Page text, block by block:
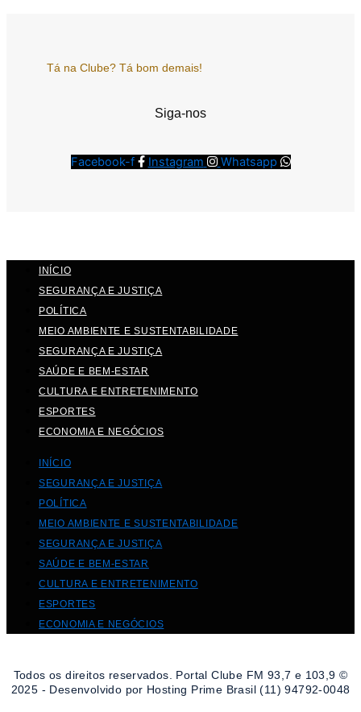
Tá na Clube? Tá bom demais!
Siga-nos
Facebook-f Instagram Whatsapp
INÍCIO
SEGURANÇA E JUSTIÇA
POLÍTICA
MEIO AMBIENTE E SUSTENTABILIDADE
SEGURANÇA E JUSTIÇA
SAÚDE E BEM-ESTAR
CULTURA E ENTRETENIMENTO
ESPORTES
ECONOMIA E NEGÓCIOS
INÍCIO
SEGURANÇA E JUSTIÇA
POLÍTICA
MEIO AMBIENTE E SUSTENTABILIDADE
SEGURANÇA E JUSTIÇA
SAÚDE E BEM-ESTAR
CULTURA E ENTRETENIMENTO
ESPORTES
ECONOMIA E NEGÓCIOS
Todos os direitos reservados. Portal Clube FM 93,7 e 103,9 ©
2025 - Desenvolvido por Hosting Prime Brasil (11) 94792-0048